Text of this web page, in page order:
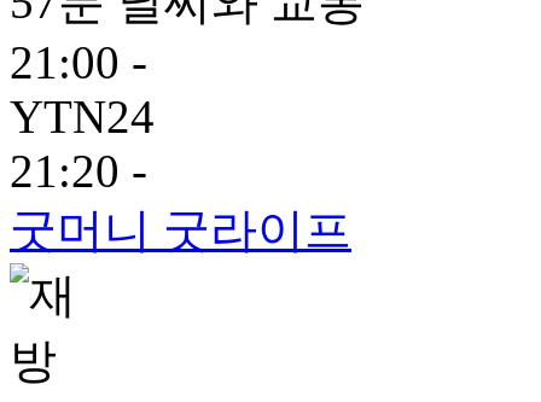
21:00 -
YTN24
21:20 -
굿머니 굿라이프